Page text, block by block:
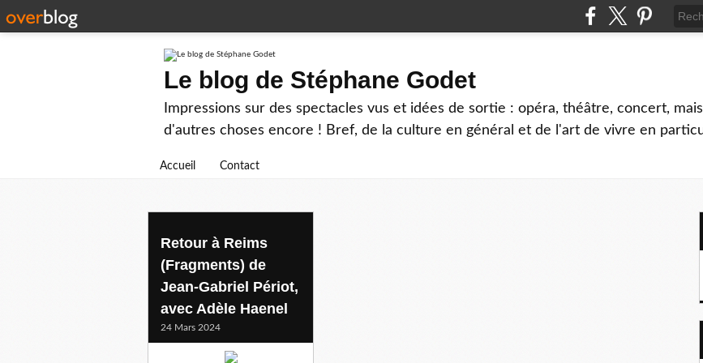
Le blog de Stéphane Godet
Impressions sur des spectacles vus et idées de sortie : opéra, théâtre, concert,
d'autres choses encore ! Bref, de la culture en général et de l'art de vivre en
Accueil Contact
adelehaenel
Retour à Reims
(Fragments) de
Jean-Gabriel Périot,
avec Adèle Haenel
24 Mars 2024